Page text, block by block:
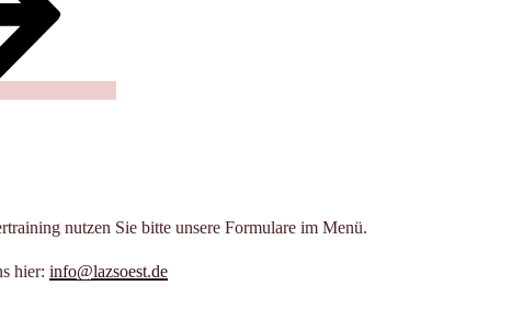
nutzen Sie bitte unsere Formulare im Menü.
hier: info@lazsoest.de